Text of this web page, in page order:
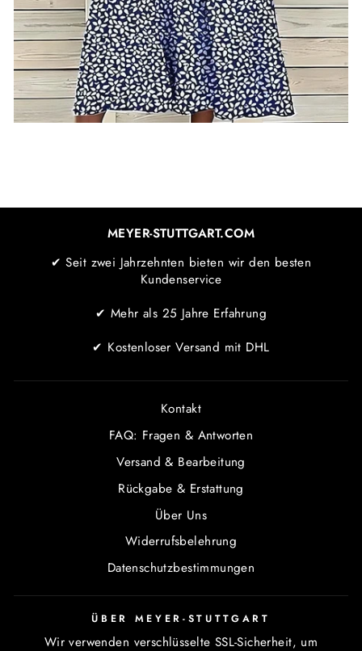
MEYER-STUTTGART.COM
✔ Seit zwei Jahrzehnten bieten wir den besten
Kundenservice
✔ Mehr als 25 Jahre Erfahrung
✔ Kostenloser Versand mit DHL
Kontakt
FAQ: Fragen & Antworten
Versand & Bearbeitung
Rückgabe & Erstattung
Über Uns
Widerrufsbelehrung
Datenschutzbestimmungen
ÜBER MEYER-STUTTGART
Wir verwenden verschlüsselte SSL-Sicherheit, um